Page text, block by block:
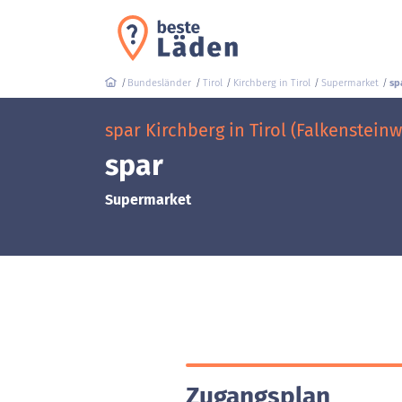
Bundesländer Tirol Kirchberg in Tirol Supermarket
spar Kirchberg in Tirol
spar
Supermarket